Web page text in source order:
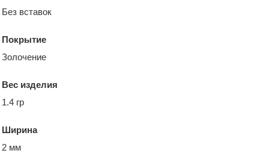
Без вставок
Покрытие
Золочение
Вес изделия
1.4 гр
Ширина
2 мм